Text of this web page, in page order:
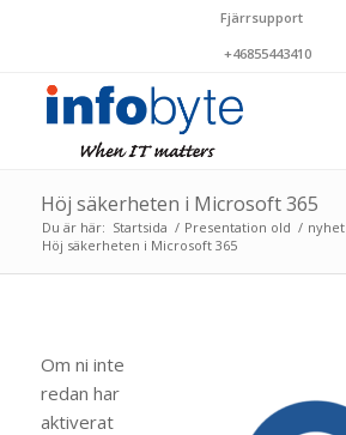
Fjärrsupport
+46855443410
Höj säkerheten i Microsoft 365
Du är här: Startsida / Presentation old / nyhet
Höj säkerheten i Microsoft 365
Om ni inte
redan har
aktiverat